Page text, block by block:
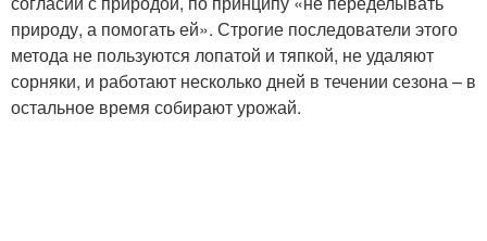
природу, а помогать ей». Строгие последователи этого
метода не пользуются лопатой и тяпкой, не удаляют
сорняки, и работают несколько дней в течении сезона – в
остальное время собирают урожай.